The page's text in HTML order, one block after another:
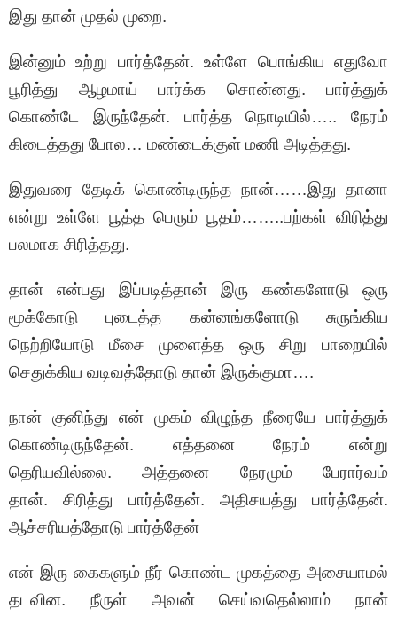
இது தான் முதல் முறை.
இன்னும் உற்று பார்த்தேன். உள்ளே பொங்கிய எதுவோ
பூரித்து ஆழமாய் பார்க்க சொன்னது. பார்த்துக்
கொண்டே இருந்தேன். பார்த்த நொடியில்….. நேரம்
கிடைத்தது போல… மண்டைக்குள் மணி அடித்தது.
இதுவரை தேடிக் கொண்டிருந்த நான்……இது தானா
என்று உள்ளே பூத்த பெரும் பூதம்……..பற்கள் விரித்து
பலமாக சிரித்தது.
தான் என்பது இப்படித்தான் இரு கண்களோடு ஒரு
மூக்கோடு புடைத்த கன்னங்களோடு சுருங்கிய
நெற்றியோடு மீசை முளைத்த ஒரு சிறு பாறையில்
செதுக்கிய வடிவத்தோடு தான் இருக்குமா….
நான் குனிந்து என் முகம் விழுந்த நீரையே பார்த்துக்
கொண்டிருந்தேன். எத்தனை நேரம் என்று
தெரியவில்லை. அத்தனை நேரமும் பேரார்வம்
தான். சிரித்து பார்த்தேன். அதிசயத்து பார்த்தேன்.
ஆச்சரியத்தோடு பார்த்தேன்
என் இரு கைகளும் நீர் கொண்ட முகத்தை அசையாமல்
தடவின. நீருள் அவன் செய்வதெல்லாம் நான்